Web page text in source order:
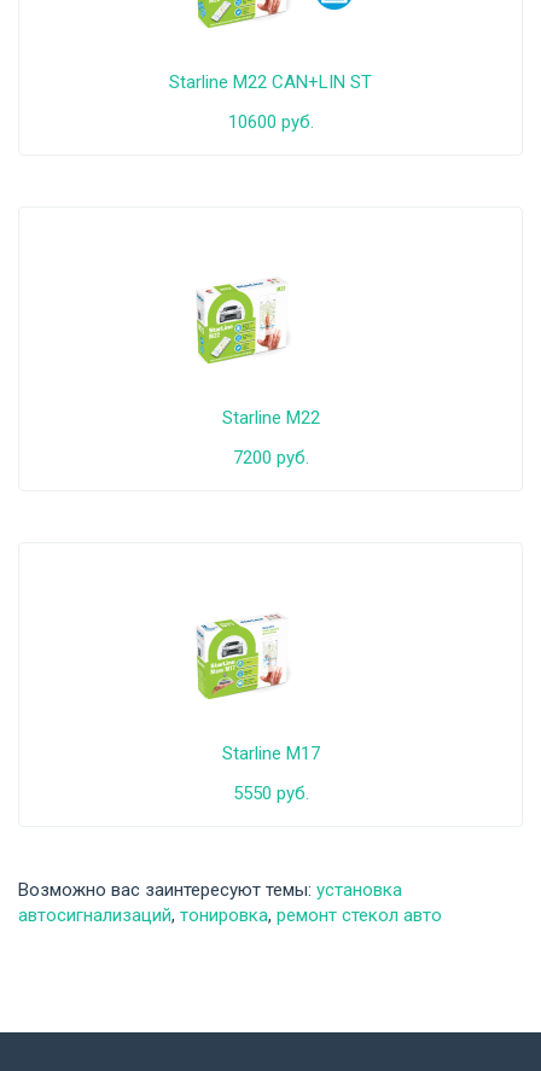
Starline M22 CAN+LIN ST
10600 руб.
Starline M22
7200 руб.
Starline M17
5550 руб.
Возможно вас заинтересуют темы: установка
автосигнализаций, тонировка, ремонт стекол авто